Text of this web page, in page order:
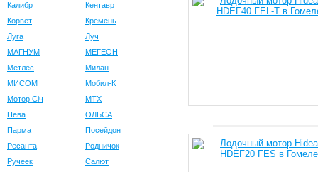
Калибр
Кентавр
Корвет
Кремень
Луга
Луч
МАГНУМ
МЕГЕОН
Метлес
Милан
МИСОМ
Мобил-К
Мотор Сiч
МТХ
Нева
ОЛЬСА
Парма
Посейдон
Ресанта
Родничок
Ручеек
Салют